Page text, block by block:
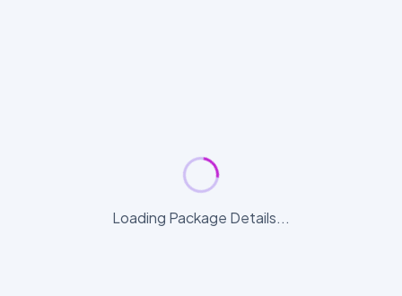
Loading Package Details...